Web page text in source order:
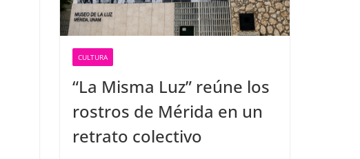
CULTURA
“La Misma Luz” reúne los
rostros de Mérida en un
retrato colectivo